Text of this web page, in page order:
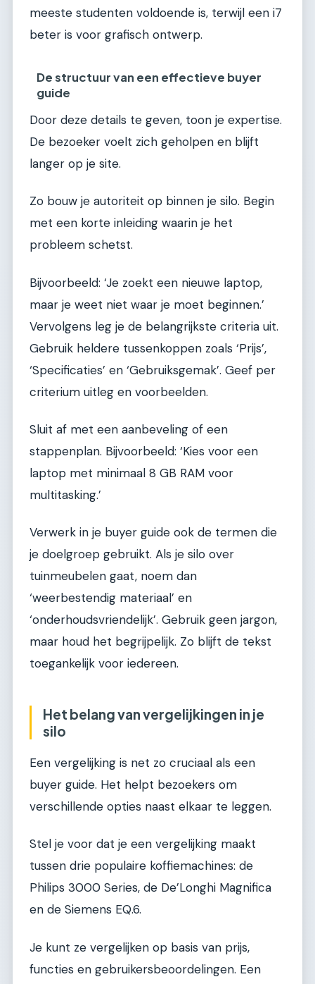
meeste studenten voldoende is, terwijl een i7
beter is voor grafisch ontwerp.
De structuur van een effectieve buyer
guide
Door deze details te geven, toon je expertise.
De bezoeker voelt zich geholpen en blijft
langer op je site.
Zo bouw je autoriteit op binnen je silo. Begin
met een korte inleiding waarin je het
probleem schetst.
Bijvoorbeeld: ‘Je zoekt een nieuwe laptop,
maar je weet niet waar je moet beginnen.’
Vervolgens leg je de belangrijkste criteria uit.
Gebruik heldere tussenkoppen zoals ‘Prijs’,
‘Specificaties’ en ‘Gebruiksgemak’. Geef per
criterium uitleg en voorbeelden.
Sluit af met een aanbeveling of een
stappenplan. Bijvoorbeeld: ‘Kies voor een
laptop met minimaal 8 GB RAM voor
multitasking.’
Verwerk in je buyer guide ook de termen die
je doelgroep gebruikt. Als je silo over
tuinmeubelen gaat, noem dan
‘weerbestendig materiaal’ en
‘onderhoudsvriendelijk’. Gebruik geen jargon,
maar houd het begrijpelijk. Zo blijft de tekst
toegankelijk voor iedereen.
Het belang van vergelijkingen in je
silo
Een vergelijking is net zo cruciaal als een
buyer guide. Het helpt bezoekers om
verschillende opties naast elkaar te leggen.
Stel je voor dat je een vergelijking maakt
tussen drie populaire koffiemachines: de
Philips 3000 Series, de De’Longhi Magnifica
en de Siemens EQ.6.
Je kunt ze vergelijken op basis van prijs,
functies en gebruikersbeoordelingen. Een